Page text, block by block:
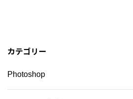
カテゴリー
Photoshop